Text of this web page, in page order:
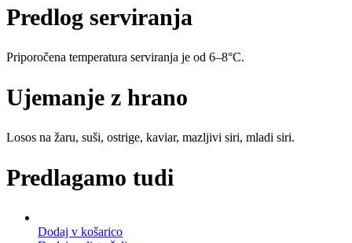
Predlog serviranja
Priporočena temperatura serviranja je od 6–8°C.
Ujemanje z hrano
Losos na žaru, suši, ostrige, kaviar, mazljivi siri, mladi siri.
Predlagamo tudi
Dodaj v košarico